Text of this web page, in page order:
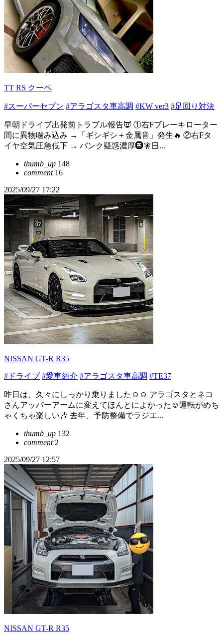
TT RS クーペ
#スーパーセブン #アラゴスタ車高調 #KW ver3 #足回り対決
早朝ドライブ出発前トラブル報告👿 ①右Fブレーキローター
間に異物噛み込み →「ギシギシ＋金属音」発生🔥 ②右Fタ
イヤ空気圧急低下 → パンク疑惑濃厚🛞🧚🏻...
thumb_up 148
comment16
2025/09/27 17:22
NISSAN GT-R R35
#ドライブ #愛車紹介 #アラゴスタ車高調 #TE37
昨日は、久々にしっかり乗りました☺️☺️ アラゴスタとネコ
さんアッパーアームに変えてほんとによかった☺️運転がめち
ゃくちゃ楽しい🎶 去年、予防整備でラジエ...
thumb_up 132
comment2
2025/09/27 12:57
NISSAN GT-R R35